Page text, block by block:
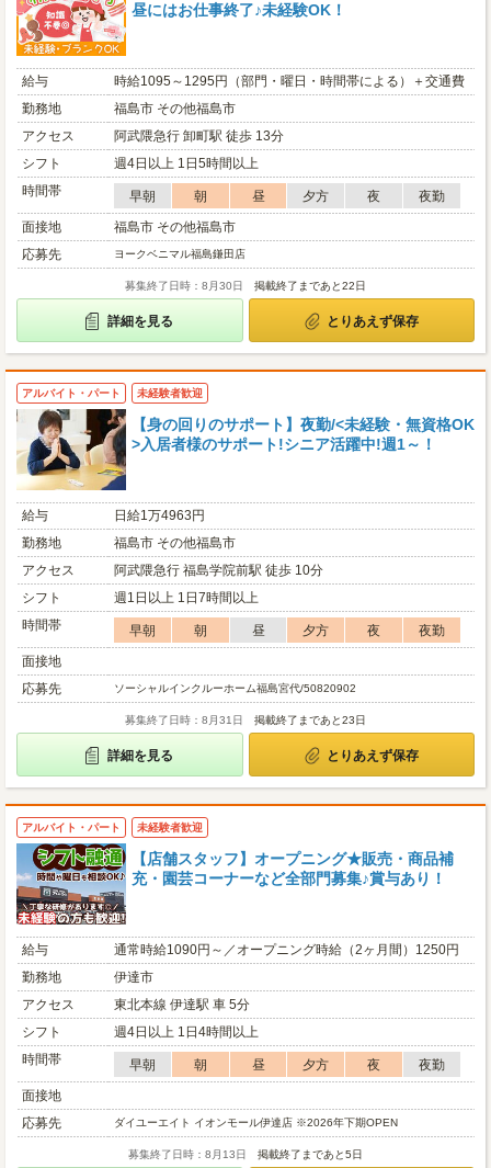
昼にはお仕事終了♪未経験OK！
給与
時給1095～1295円（部門・曜日・時間帯による）＋交通費
勤務地
福島市 その他福島市
アクセス
阿武隈急行 卸町駅 徒歩 13分
シフト
週4日以上 1日5時間以上
時間帯
早朝 朝 昼 夕方 夜
夜勤
面接地
福島市 その他福島市
応募先
ヨークベニマル福島鎌田店
募集終了日時：8月30日 掲載終了まであと22日
詳細を見る とりあえず保存
アルバイト・パート 未経験者歓迎
【身の回りのサポート】夜勤/<未経験・無資格OK
>入居者様のサポート!シニア活躍中!週1～！
給与
日給1万4963円
勤務地
福島市 その他福島市
アクセス
阿武隈急行 福島学院前駅 徒歩 10分
シフト
週1日以上 1日7時間以上
時間帯
早朝 朝 昼 夕方 夜
夜勤
面接地
応募先
ソーシャルインクルーホーム福島宮代/50820902
募集終了日時：8月31日 掲載終了まであと23日
詳細を見る とりあえず保存
アルバイト・パート 未経験者歓迎
【店舗スタッフ】オープニング★販売・商品補
充・園芸コーナーなど全部門募集♪賞与あり！
給与
通常時給1090円～／オープニング時給（2ヶ月間）1250円
勤務地
伊達市
アクセス
東北本線 伊達駅 車 5分
シフト
週4日以上 1日4時間以上
時間帯
早朝 朝 昼 夕方 夜
夜勤
面接地
応募先
ダイユーエイト イオンモール伊達店 ※2026年下期OPEN
募集終了日時：8月13日 掲載終了まであと5日